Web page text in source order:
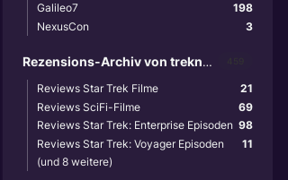
198
Galileo7
3
NexusCon
Rezensions-Archiv von treknews.de
21
Reviews Star Trek Filme
69
Reviews SciFi-Filme
98
Reviews Star Trek: Enterprise Episoden
11
Reviews Star Trek: Voyager Episoden
(und 8 weitere)